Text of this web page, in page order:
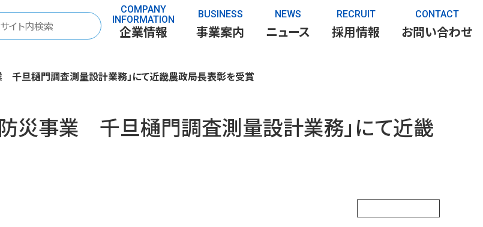
COMPANY
INFORMATION
企業情報
BUSINESS
事業案内
NEWS
ニュース
RECRUIT
採用情報
CONTACT
お問い合わせ
旦樋門調査測量設計業務」にて近畿農政局長表彰を受賞
災事業 千旦樋門調査測量設計業務」にて近畿